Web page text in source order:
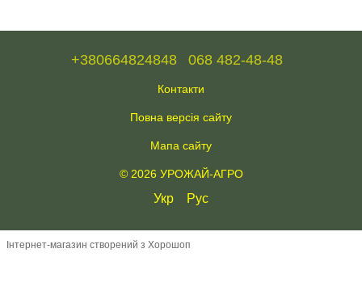
+380664824848 068 482-48-48
Контакти
Повна версія сайту
Мапа сайту
© 2026 УРОЖАЙ-АГРО
Укр Рус
Інтернет-магазин створений з Хорошоп